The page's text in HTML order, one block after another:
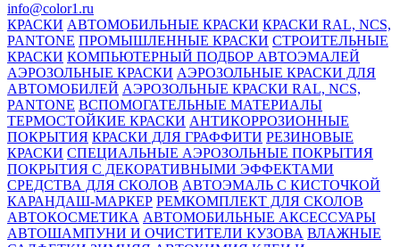
info@color1.ru
КРАСКИ АВТОМОБИЛЬНЫЕ КРАСКИ КРАСКИ RAL, NCS,
PANTONE ПРОМЫШЛЕННЫЕ КРАСКИ СТРОИТЕЛЬНЫЕ
КРАСКИ КОМПЬЮТЕРНЫЙ ПОДБОР АВТОЭМАЛЕЙ
АЭРОЗОЛЬНЫЕ КРАСКИ АЭРОЗОЛЬНЫЕ КРАСКИ ДЛЯ
АВТОМОБИЛЕЙ АЭРОЗОЛЬНЫЕ КРАСКИ RAL, NCS,
PANTONE ВСПОМОГАТЕЛЬНЫЕ МАТЕРИАЛЫ
ТЕРМОСТОЙКИЕ КРАСКИ АНТИКОРРОЗИОННЫЕ
ПОКРЫТИЯ КРАСКИ ДЛЯ ГРАФФИТИ РЕЗИНОВЫЕ
КРАСКИ СПЕЦИАЛЬНЫЕ АЭРОЗОЛЬНЫЕ ПОКРЫТИЯ
ПОКРЫТИЯ С ДЕКОРАТИВНЫМИ ЭФФЕКТАМИ
СРЕДСТВА ДЛЯ СКОЛОВ АВТОЭМАЛЬ С КИСТОЧКОЙ
КАРАНДАШ-МАРКЕР РЕМКОМПЛЕКТ ДЛЯ СКОЛОВ
АВТОКОСМЕТИКА АВТОМОБИЛЬНЫЕ АКСЕССУАРЫ
АВТОШАМПУНИ И ОЧИСТИТЕЛИ КУЗОВА ВЛАЖНЫЕ